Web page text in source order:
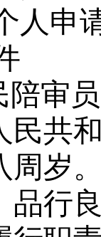
人申
陪审
民共
周岁
品行